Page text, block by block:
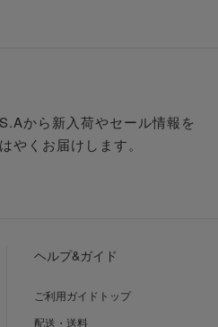
から新入荷やセール情報を
やくお届けします。
ヘルプ&ガイド
ご利用ガイドトップ
配送・送料